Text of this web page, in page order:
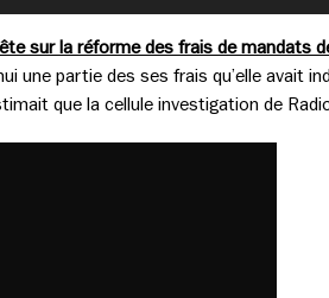
sur la réforme des frais de mandats
une partie des ses frais qu’elle avait
que la cellule investigation de